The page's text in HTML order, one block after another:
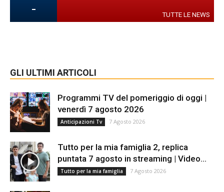
- TUTTE LE NEWS
GLI ULTIMI ARTICOLI
Programmi TV del pomeriggio di oggi |
venerdì 7 agosto 2026
Anticipazioni Tv 7 Agosto 2026
Tutto per la mia famiglia 2, replica
puntata 7 agosto in streaming | Video...
Tutto per la mia famiglia 7 Agosto 2026